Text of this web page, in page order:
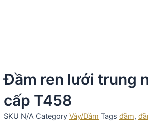
Đầm ren lưới trung
cấp T458
SKU N/A Category Váy/Đầm Tags đầm,